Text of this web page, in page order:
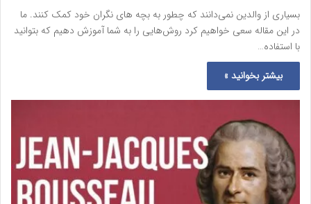
بسیاری از والدین نمی‌دانند که چطور به بچه های نگران خود کمک کنند. ما
در این مقاله سعی خواهیم کرد روش‌هایی را به شما آموزش دهیم که بتوانید
با استفاده…
بیشتر بخوانید »